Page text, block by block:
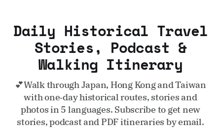
Daily Historical Travel
Stories, Podcast &
Walking Itinerary
💕Walk through Japan, Hong Kong and Taiwan
with one‑day historical routes, stories and
photos in 5 languages. Subscribe to get new
stories, podcast and PDF itineraries by email.